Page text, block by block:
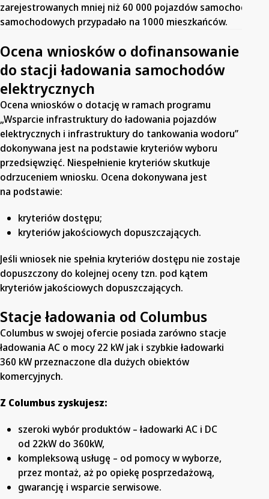
zarejestrowanych mniej niż 60 000 pojazdów
samochodowych przypadało na 1000 mieszkańców.
Ocena wniosków o dofinansowanie
do stacji ładowania samochodów
elektrycznych
Ocena wniosków o dotację w ramach programu
„Wsparcie infrastruktury do ładowania pojazdów
elektrycznych i infrastruktury do tankowania wodoru”
dokonywana jest na podstawie kryteriów wyboru
przedsięwzięć. Niespełnienie kryteriów skutkuje
odrzuceniem wniosku. Ocena dokonywana jest
na podstawie:
kryteriów dostępu;
kryteriów jakościowych dopuszczających.
Jeśli wniosek nie spełnia kryteriów dostępu nie zostaje
dopuszczony do kolejnej oceny tzn. pod kątem
kryteriów jakościowych dopuszczających.
Stacjeładowania od Columbus
Columbus w swojej ofercie posiada zarówno stacje
ładowania AC o mocy 22 kW jak i szybkie ładowarki
360 kW przeznaczone dla dużych obiektów
komercyjnych.
Z Columbus zyskujesz:
szeroki wybór produktów – ładowarki AC i DC
od 22kW do 360kW,
kompleksową usługę – od pomocy w wyborze,
przez montaż, aż po opiekę posprzedażową,
gwarancję i wsparcie serwisowe.